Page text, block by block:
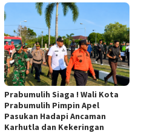
Prabumulih Siaga ! Wali Kota
Prabumulih Pimpin Apel
Pasukan Hadapi Ancaman
Karhutla dan Kekeringan